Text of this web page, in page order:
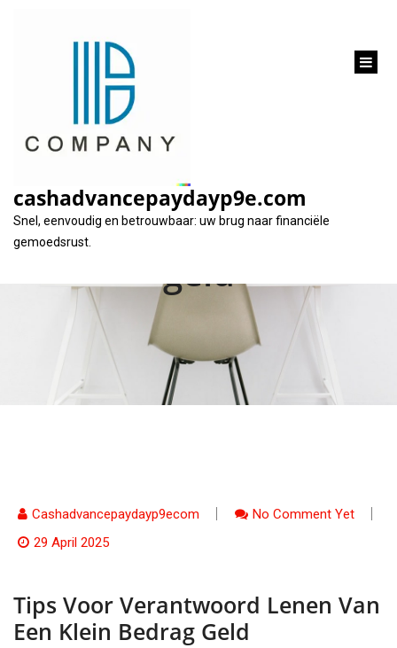
cashadvancepaydayp9e.com
Snel, eenvoudig en betrouwbaar: uw brug naar financiële
gemoedsrust.
Tips voor
verantwoord lenen
van een klein bedrag
geld
Cashadvancepaydayp9ecom
No Comment Yet
29 April 2025
Tips Voor Verantwoord Lenen Van
Een Klein Bedrag Geld